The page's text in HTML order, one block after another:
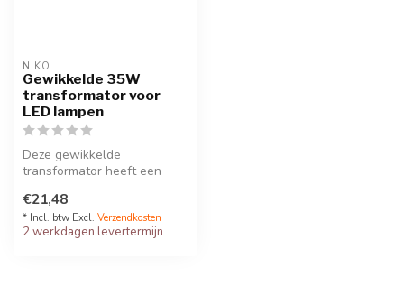
NIKO
Gewikkelde 35W
transformator voor
LED lampen
Deze gewikkelde
transformator heeft een
geschikt voor ...
€21,48
* Incl. btw Excl. Verzendkosten
2 werkdagen levertermijn